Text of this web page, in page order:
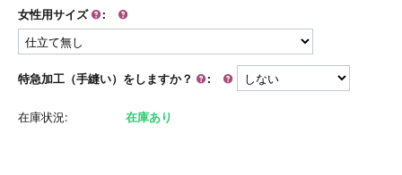
女性用サイズ :
特急加工（手縫い）をしますか？ :
在庫状況: 在庫あり